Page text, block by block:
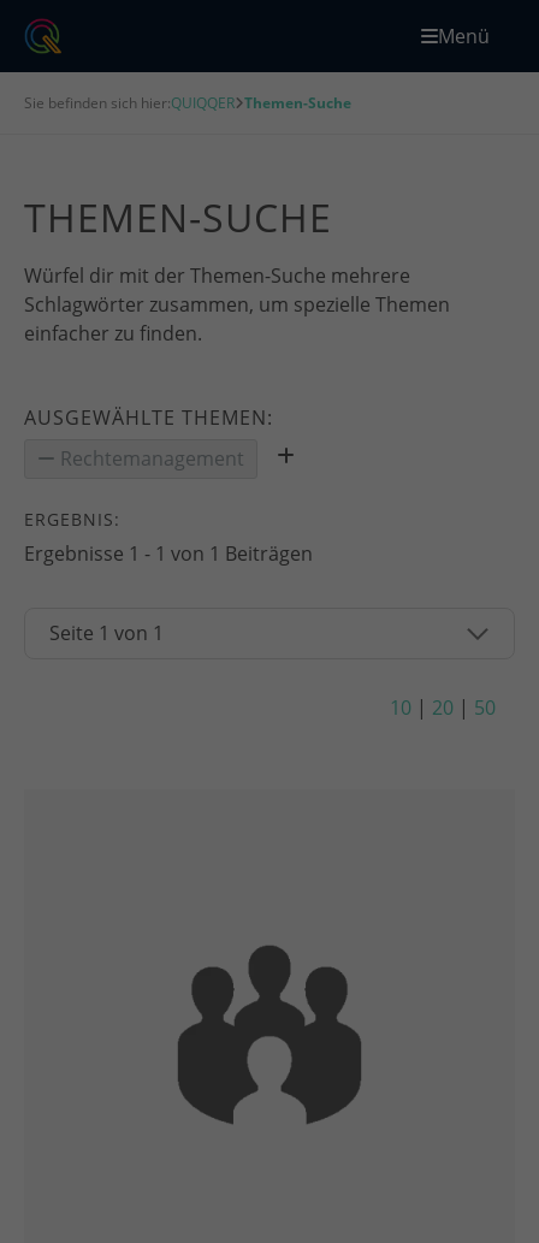
Menü
Sie befinden sich hier:QUIQQER Themen-Suche
THEMEN-SUCHE
Würfel dir mit der Themen-Suche mehrere
Schlagwörter zusammen, um spezielle Themen
einfacher zu finden.
AUSGEWÄHLTE THEMEN:
Rechtemanagement
ERGEBNIS:
Ergebnisse 1 - 1 von 1 Beiträgen
10 | 20 | 50